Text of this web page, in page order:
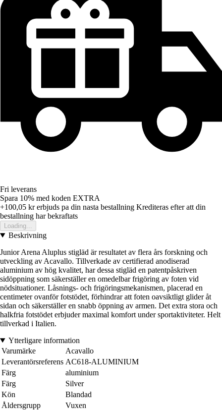
Fri leverans
Spara 10% med koden EXTRA
+100,05 krerbjuds pa din nasta bestallning Krediteras efter att din
bestallning har bekraftats
Loading...
Beskrivning
Junior Arena Aluplus stigläd är resultatet av flera års forskning och
utveckling av Acavallo. Tillverkade av certifierad anodiserad
aluminium av hög kvalitet, har dessa stigläd en patentpåskriven
sidöppning som säkerställer en omedelbar frigöring av foten vid
nödsituationer. Låsnings- och frigöringsmekanismen, placerad en
centimeter ovanför fotstödet, förhindrar att foten oavsiktligt glider åt
sidan och säkerställer en snabb öppning av armen. Det extra stora och
halkfria fotstödet erbjuder maximal komfort under sportaktiviteter. Helt
tillverkad i Italien.
Ytterligare information
Varumärke
Acavallo
Leverantörsreferens AC618-ALUMINIUM
Färg
aluminium
Färg
Silver
Kön
Blandad
Åldersgrupp
Vuxen